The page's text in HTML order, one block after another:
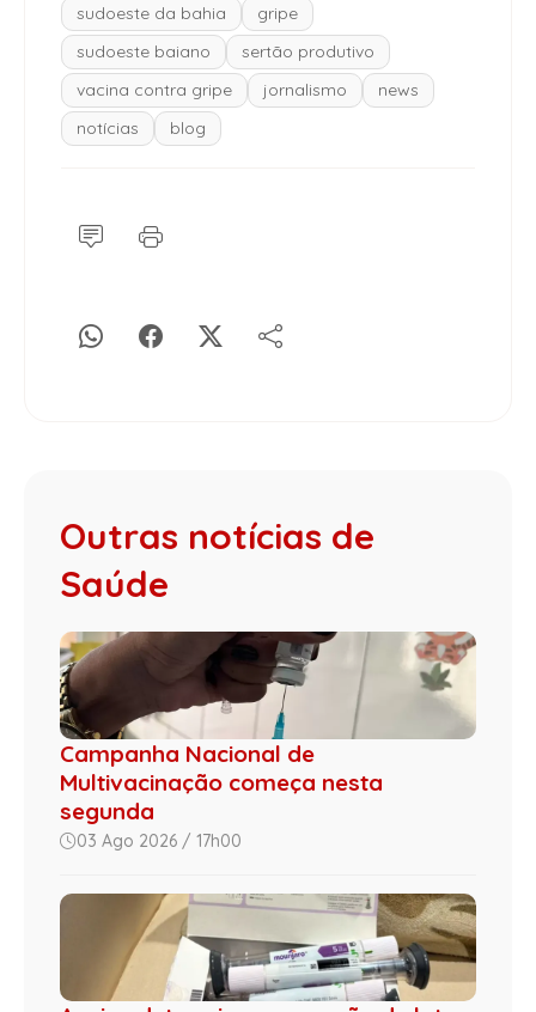
sudoeste da bahia
gripe
sudoeste baiano
sertão produtivo
vacina contra gripe
jornalismo
news
notícias
blog
Outras notícias de
Saúde
Campanha Nacional de
Multivacinação começa nesta
segunda
03 Ago 2026 / 17h00